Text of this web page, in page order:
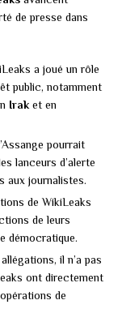
de presse dans
a joué un rôle
public, notamment
Irak et en
pourrait
lanceurs d’alerte
aux journalistes.
de WikiLeaks
de leurs
démocratique.
il n’a pas
ont directement
de